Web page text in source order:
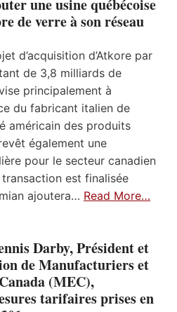
une usine québécoise
de verre à son réseau
d’acquisition d’Atkore par
de 3,8 milliards de
principalement à
du fabricant italien de
américain des produits
également une
pour le secteur canadien
est finalisée
ajoutera… Read More…
Darby, Président et
de Manufacturiers et
(MEC),
tarifaires prises en